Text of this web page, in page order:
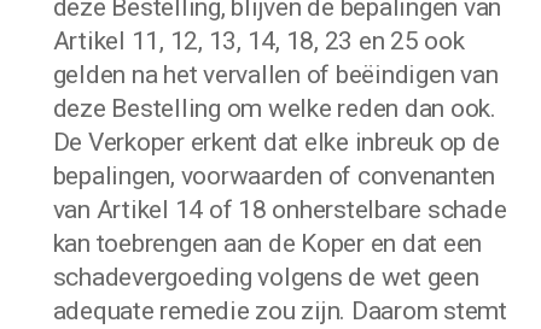
deze Bestelling, blijven de bepalingen van
Artikel 11, 12, 13, 14, 18, 23 en 25 ook
gelden na het vervallen of beëindigen van
deze Bestelling om welke reden dan ook.
De Verkoper erkent dat elke inbreuk op de
bepalingen, voorwaarden of convenanten
van Artikel 14 of 18 onherstelbare schade
kan toebrengen aan de Koper en dat een
schadevergoeding volgens de wet geen
adequate remedie zou zijn. Daarom stemt